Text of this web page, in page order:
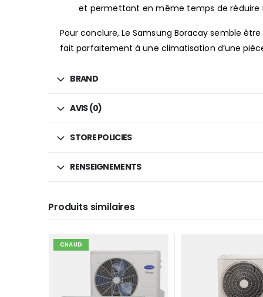
et permettant en même temps de réduire
Pour conclure, Le Samsung Boracay semble
fait parfaitement à une climatisation d’une
BRAND
AVIS (0)
STORE POLICIES
RENSEIGNEMENTS
Produits similaires
CHAUD